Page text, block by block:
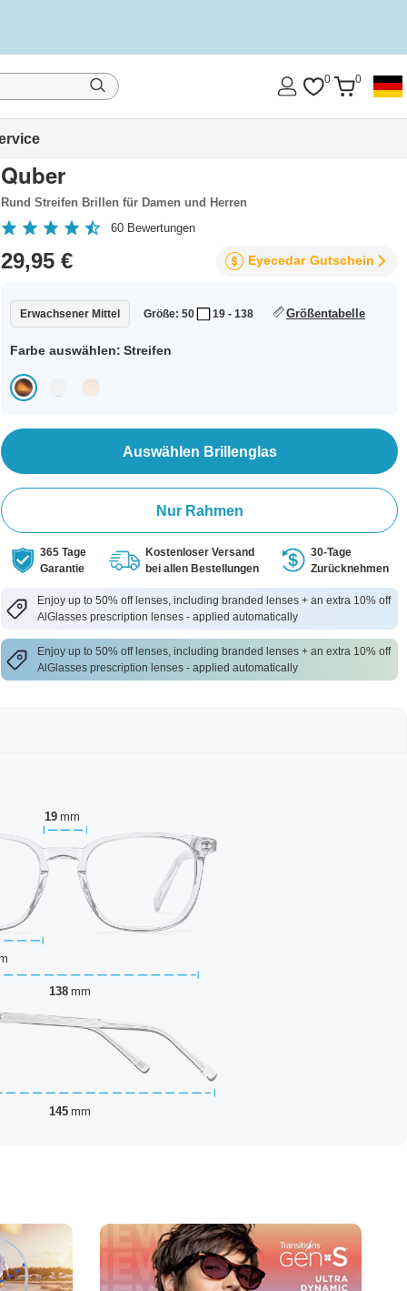
0 0
Quber
Rund Streifen Brillen für Damen und Herren
60 Bewertungen
29,95 € Eyecedar Gutschein
Erwachsener Mittel Größe: 50 19 - 138 Größentabelle
Farbe auswählen: Streifen
Auswählen Brillenglas
Nur Rahmen
365 Tage
Garantie
Kostenloser Versand
bei allen Bestellungen
30-Tage
Zurücknehmen
Enjoy up to 50% off lenses, including branded lenses + an extra 10% off
AlGlasses prescription lenses - applied automatically
Enjoy up to 50% off lenses, including branded lenses + an extra 10% off
AlGlasses prescription lenses - applied automatically
19 mm
138 mm
145 mm